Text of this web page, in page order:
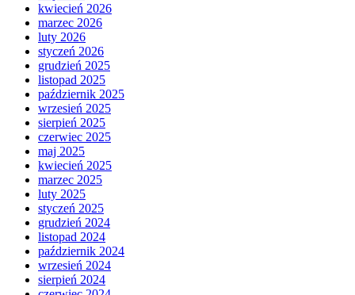
kwiecień 2026
marzec 2026
luty 2026
styczeń 2026
grudzień 2025
listopad 2025
październik 2025
wrzesień 2025
sierpień 2025
czerwiec 2025
maj 2025
kwiecień 2025
marzec 2025
luty 2025
styczeń 2025
grudzień 2024
listopad 2024
październik 2024
wrzesień 2024
sierpień 2024